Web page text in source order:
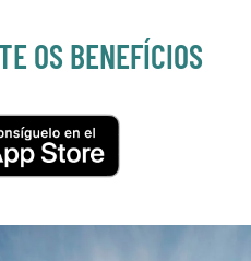
OS BENEFÍCIOS